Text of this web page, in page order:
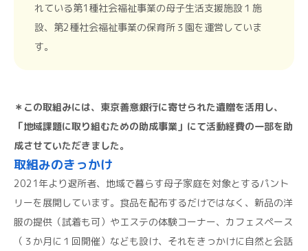
れている第1種社会福祉事業の母子生活支援施設１施
設、第2種社会福祉事業の保育所３園を運営していま
す。
＊この取組みには、東京善意銀行に寄せられた遺贈を活用し、
「地域課題に取り組むための助成事業」にて活動経費の一部を助
成させていただきました。
取組みのきっかけ
2021年より退所者、地域で暮らす母子家庭を対象とするパント
リーを展開しています。食品を配布するだけではなく、新品の洋
服の提供（試着も可）やエステの体験コーナー、カフェスペース
（３か月に１回開催）なども設け、それをきっかけに自然と会話